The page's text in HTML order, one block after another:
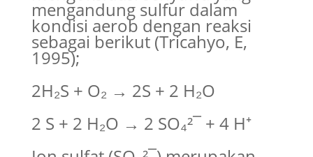
mengandung sulfur dalam
kondisi aerob dengan reaksi
sebagai berikut (Tricahyo, E,
1995);
2H₂S + O₂ → 2S + 2 H₂O
2 S + 2 H₂O → 2 SO₄²¯ + 4 H⁺